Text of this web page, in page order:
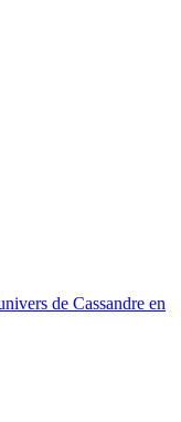
de Cassandre en